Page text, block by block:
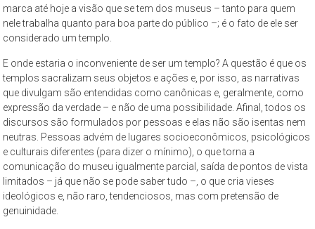
reflexão,
que
tem
como
objeto
permanente
de
estudo
a
cidade
de
São
Paulo,
marca até hoje a visão que se tem dos museus – tanto para quem
nele trabalha quanto para boa parte do público –; é o fato de ele ser
considerado um templo.
E onde estaria o inconveniente de ser um templo? A questão é que os
templos sacralizam seus objetos e ações e, por isso, as narrativas
que divulgam são entendidas como canônicas e, geralmente, como
expressão da verdade – e não de uma possibilidade. Afinal, todos os
discursos são formulados por pessoas e elas não são isentas nem
neutras. Pessoas advém de lugares socioeconômicos, psicológicos
e culturais diferentes (para dizer o mínimo), o que torna a
comunicação do museu igualmente parcial, saída de pontos de vista
limitados – já que não se pode saber tudo –, o que cria vieses
ideológicos e, não raro, tendenciosos, mas com pretensão de
genuinidade.